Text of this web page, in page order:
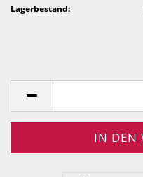
Lagerbestand: